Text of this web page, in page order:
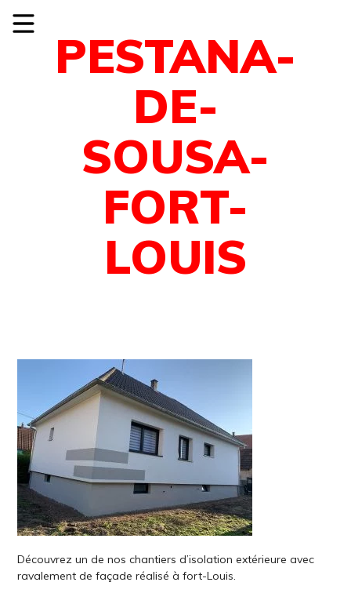
PESTANA-
DE-
SOUSA-
FORT-
LOUIS
Découvrez un de nos chantiers d’isolation extérieure avec
ravalement de façade réalisé à fort-Louis.